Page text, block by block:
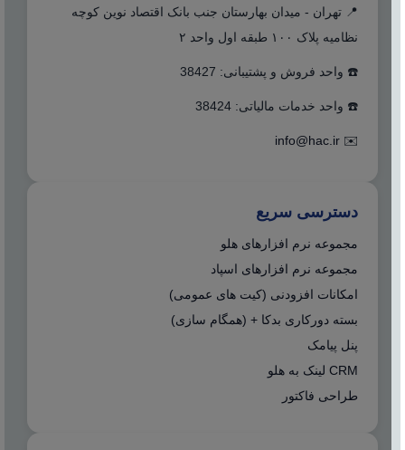
📍 تهران - میدان بهارستان جنب بانک اقتصاد نوین کوچه
نظامیه پلاک ۱۰۰ طبقه اول واحد ۲
☎️ واحد فروش و پشتیبانی: 38427
☎️ واحد خدمات مالیاتی: 38424
✉️
info@hac.ir
دسترسی سریع
مجموعه نرم افزارهای هلو
مجموعه نرم افزارهای اسپاد
امکانات افزودنی (کیت های عمومی)
بسته دورکاری بدکا + (همگام سازی)
پنل پیامک
CRM لینک به هلو
طراحی فاکتور